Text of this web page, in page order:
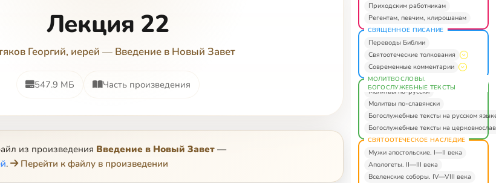
Лекция 22
Георгий, иерей — Введение в Новый Завет
547.9 МБ Часть произведения
из произведения Введение в Новый Завет —
. Перейти к файлу в произведении
Приходским работникам
Регентам, певчим, клирошанам
СВЯЩЕННОЕ ПИСАНИЕ
Переводы Библии
Святоотеческие толкования
Современные комментарии
МОЛИТВОСЛОВЫ.
БОГОСЛУЖЕБНЫЕ ТЕКСТЫ
Молитвы по-русски
Молитвы по-славянски
Богослужебные тексты на русском
Богослужебные тексты на
СВЯТООТЕЧЕСКОЕ НАСЛЕДИЕ
Мужи апостольские. I—II века
Апологеты. II—III века
Вселенские соборы. IV—VIII века